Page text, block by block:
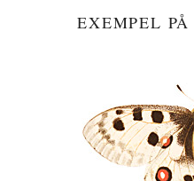
EXEMPEL